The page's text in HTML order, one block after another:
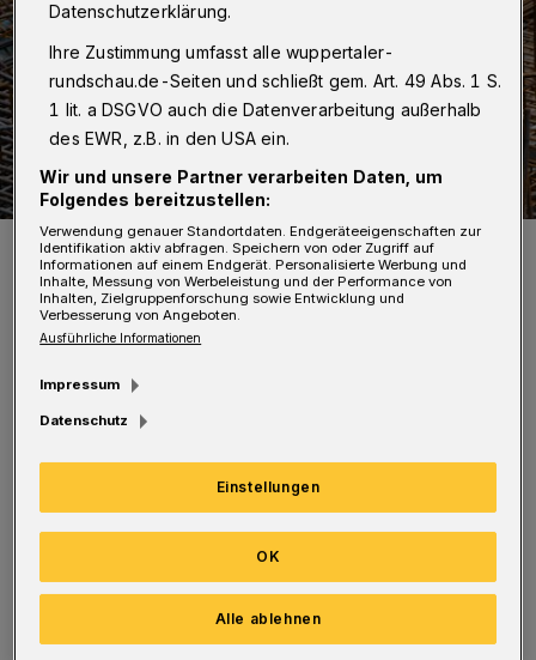
Symbolbild.
Foto: IG BAU | Tobias Seifert
D abei geht es um die Entwicklung einer
wohnbaulichen Fläche nach Aufgabe
eines Gewerbestandortes. Der ehemalige
Eigentümer der Fläche, die früher von der
Firma Kottmann zur Werkzeugherstellung
genutzt wurde, hat die Wirtschaftsförderung
der Stadt Wuppertal auf die Möglichkeiten
Datenschutzerklärung.
Ihre Zustimmung umfasst alle wuppertaler-
rundschau.de-Seiten und schließt gem. Art. 49 Abs. 1 S.
1 lit. a DSGVO auch die Datenverarbeitung außerhalb
des EWR, z.B. in den USA ein.
Wir und unsere Partner verarbeiten Daten, um
Folgendes bereitzustellen:
Verwendung genauer Standortdaten. Endgeräteeigenschaften zur
Identifikation aktiv abfragen. Speichern von oder Zugriff auf
Informationen auf einem Endgerät. Personalisierte Werbung und
Inhalte, Messung von Werbeleistung und der Performance von
Inhalten, Zielgruppenforschung sowie Entwicklung und
Verbesserung von Angeboten.
Ausführliche Informationen
Impressum
Datenschutz
Einstellungen
Alle ablehnen
OK